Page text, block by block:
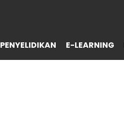
PENYELIDIKAN E-LEARNING